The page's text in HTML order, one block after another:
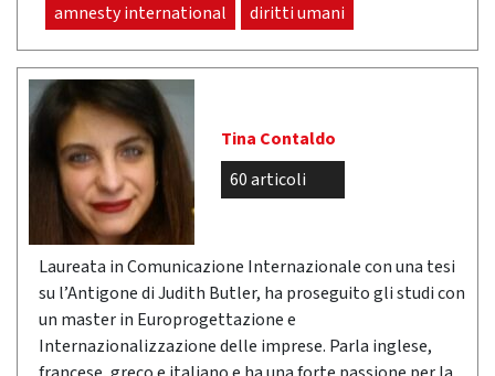
amnesty international diritti umani
Tina Contaldo
60 articoli
Laureata in Comunicazione Internazionale con una tesi
su l’Antigone di Judith Butler, ha proseguito gli studi con
un master in Europrogettazione e
Internazionalizzazione delle imprese. Parla inglese,